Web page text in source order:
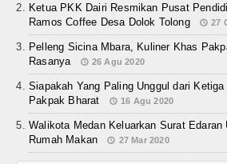
Ketua PKK Dairi Resmikan Pusat
Ramos Coffee Desa Dolok Tolong
27
Pelleng Sicina Mbara, Kuliner Khas
Rasanya
26 Agu 2020
Siapakah Yang Paling Unggul dari
Pakpak Bharat
16 Agu 2020
Walikota Medan Keluarkan Surat
Rumah Makan
27 Mar 2020